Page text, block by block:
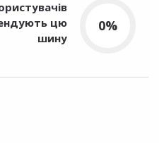
0%
цю
шину